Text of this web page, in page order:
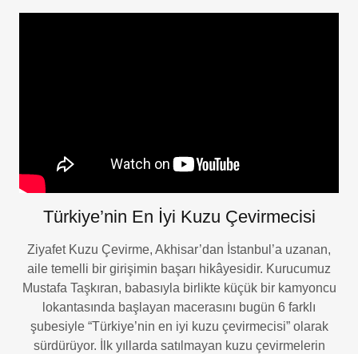
Türkiye’nin En İyi Kuzu Çevirmecisi
Ziyafet Kuzu Çevirme, Akhisar’dan İstanbul’a uzanan,
aile temelli bir girişimin başarı hikâyesidir. Kurucumuz
Mustafa Taşkıran, babasıyla birlikte küçük bir kamyoncu
lokantasında başlayan macerasını bugün 6 farklı
şubesiyle “Türkiye’nin en iyi kuzu çevirmecisi” olarak
sürdürüyor. İlk yıllarda satılmayan kuzu çevirmelerin